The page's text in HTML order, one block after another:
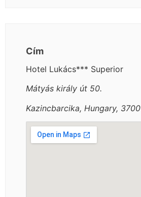
Cím
Hotel Lukács*** Superior
Mátyás király út 50.
Kazincbarcika, Hungary, 3700